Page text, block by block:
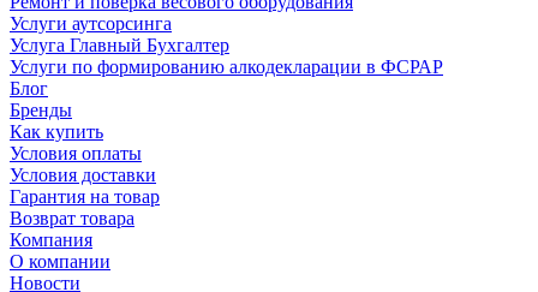
Услуги аутсорсинга
Услуга Главный Бухгалтер
Услуги по формированию алкодекларации в ФСРАР
Блог
Бренды
Как купить
Условия оплаты
Условия доставки
Гарантия на товар
Возврат товара
Компания
О компании
Новости